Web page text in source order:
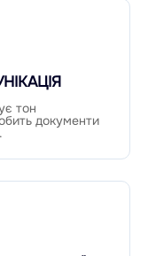
тон
документи